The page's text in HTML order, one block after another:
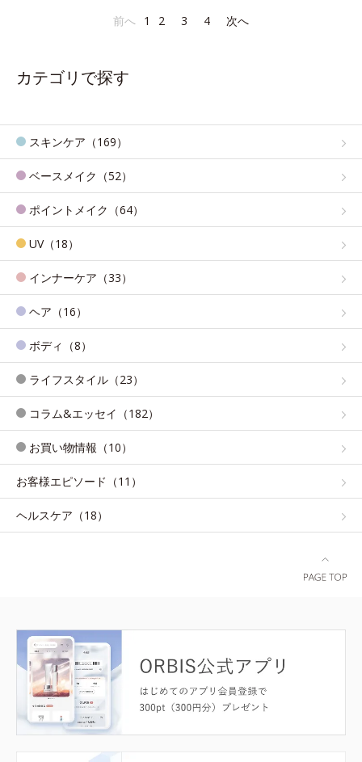
前へ 1 2 3 4 次へ
カテゴリで探す
スキンケア（169）
ベースメイク（52）
ポイントメイク（64）
UV（18）
インナーケア（33）
ヘア（16）
ボディ（8）
ライフスタイル（23）
コラム&エッセイ（182）
お買い物情報（10）
お客様エピソード（11）
ヘルスケア（18）